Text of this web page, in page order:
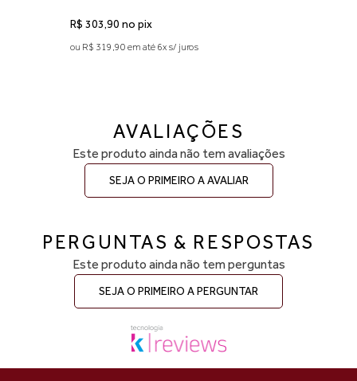
R$ 303,90 no pix
ou R$ 319,90 em até 6x s/ juros
AVALIAÇÕES
Este produto ainda não tem avaliações
SEJA O PRIMEIRO A AVALIAR
PERGUNTAS & RESPOSTAS
Este produto ainda não tem perguntas
SEJA O PRIMEIRO A PERGUNTAR